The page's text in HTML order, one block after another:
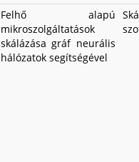
Felhő alapú
mikroszolgáltatások
skálázása gráf neurális
hálózatok segítségével